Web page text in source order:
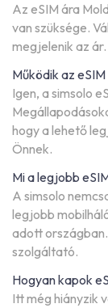
Az eSIM ára
van szüksége.
megjelenik az ár.
Működik az
Igen, a simsolo
hogy a lehető
Önnek.
Mi a legjobb
A simsolo
legjobb
adott országban.
szolgáltató.
Hogyan kapok
Itt még hiányzik